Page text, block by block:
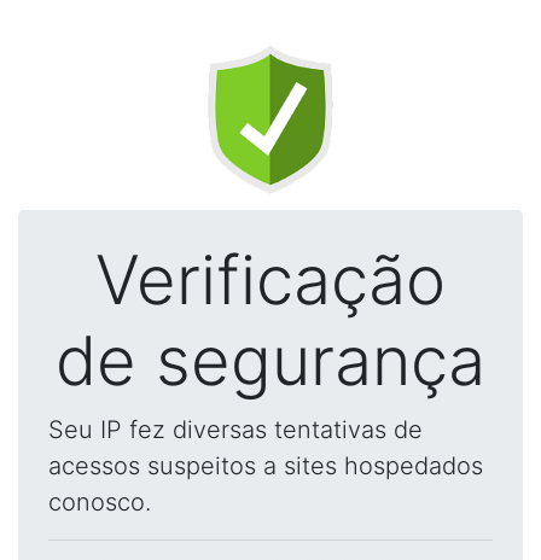
Verificação
de segurança
Seu IP fez diversas tentativas de
acessos suspeitos a sites hospedados
conosco.